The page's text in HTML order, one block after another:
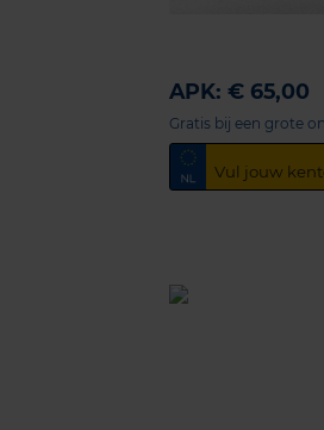
APK: € 65,00
Gratis bij een grote